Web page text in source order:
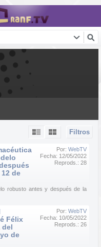
Filtros
Por: WebTV
Fecha: 12/05/2022
Reprods.: 28
12 de
robusto antes y después de la
Por: WebTV
Fecha: 10/05/2022
Reprods.: 26
Félix
del
de